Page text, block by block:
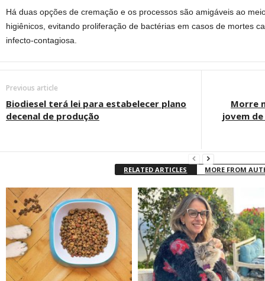
Há duas opções de cremação e os processos são amigáveis ao
higiênicos, evitando proliferação de bactérias em casos de mortes
infecto-contagiosa.
Previous article
Biodiesel terá lei para estabelecer plano
decenal de produção
Morre
jovem
RELATED ARTICLES MORE FROM